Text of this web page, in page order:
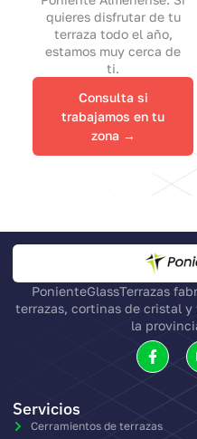
quieres disfrutar de tu
terraza todo el año,
estamos muy cerca de
ti.
Consulta si
trabajamos en tu
zona →
PonienteGlassTerrazas
terrazas, cortinas de cristal
la
Servicios
Cerramientos de terrazas